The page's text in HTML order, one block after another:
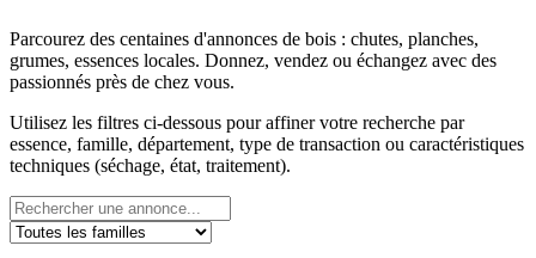
Parcourez des centaines d'annonces de bois : chutes, planches,
grumes, essences locales. Donnez, vendez ou échangez avec des
passionnés près de chez vous.
Utilisez les filtres ci-dessous pour affiner votre recherche par
essence, famille, département, type de transaction ou caractéristiques
techniques (séchage, état, traitement).